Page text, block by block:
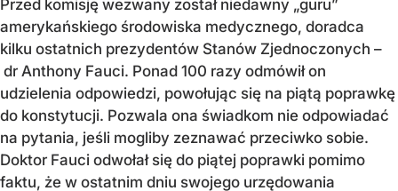
Przed komisję wezwany został niedawny „guru”
amerykańskiego środowiska medycznego, doradca
kilku ostatnich prezydentów Stanów Zjednoczonych –
dr Anthony Fauci. Ponad 100 razy odmówił on
udzielenia odpowiedzi, powołując się na piątą poprawkę
do konstytucji. Pozwala ona świadkom nie odpowiadać
na pytania, jeśli mogliby zeznawać przeciwko sobie.
Doktor Fauci odwołał się do piątej poprawki pomimo
faktu, że w ostatnim dniu swojego urzędowania